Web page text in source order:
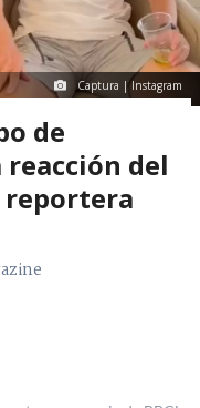
Captura | Instagram
de
del
reportera